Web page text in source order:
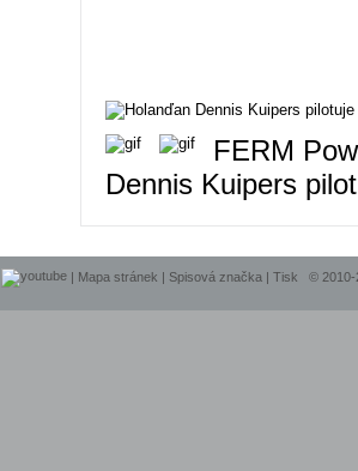
FERM
Dennis Kuipers
| Mapa stránek | Spisová značka | Tisk © 2010-